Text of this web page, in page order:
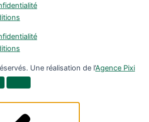
Une réalisation de l’Agence Pixi